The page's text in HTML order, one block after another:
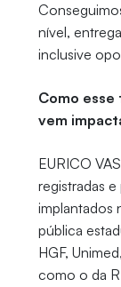
nível,
inclusive
Como
vem
EURICO
registradas
implantados
pública
HGF,
como o da